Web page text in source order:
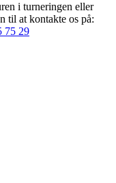
i turneringen eller
til at kontakte os på:
75 29